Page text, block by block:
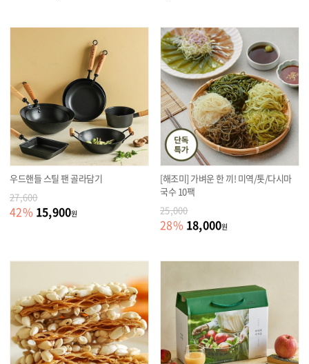
우드핸들 스틸 팬 골라담기
27,600
42% 15,900원
[해조미] 가벼운 한 끼! 미역/톳/다시마
국수 10팩
25,000
28% 18,000원